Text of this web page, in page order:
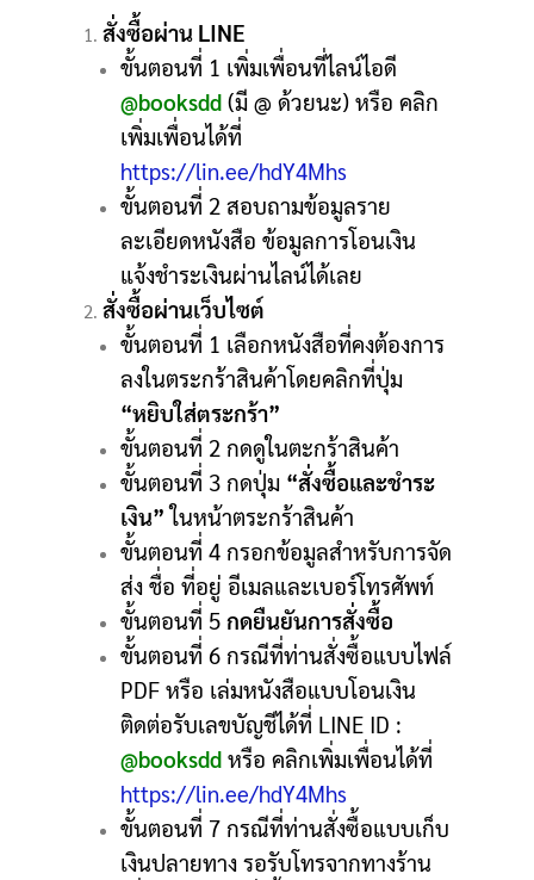
สั่งซื้อผ่าน LINE
ขั้นตอนที่ 1 เพิ่มเพื่อนที่ไลน์ไอดี
@booksdd (มี @ ด้วยนะ) หรือ คลิก
เพิ่มเพื่อนได้ที่
https://lin.ee/hdY4Mhs
ขั้นตอนที่ 2 สอบถามข้อมูลราย
ละเอียดหนังสือ ข้อมูลการโอนเงิน
แจ้งชำระเงินผ่านไลน์ได้เลย
สั่งซื้อผ่านเว็บไซต์
ขั้นตอนที่ 1 เลือกหนังสือที่คงต้องการ
ลงในตระกร้าสินค้าโดยคลิกที่ปุ่ม
“หยิบใส่ตระกร้า”
ขั้นตอนที่ 2 กดดูในตะกร้าสินค้า
ขั้นตอนที่ 3 กดปุ่ม “สั่งซื้อและชำระ
เงิน”ในหน้าตระกร้าสินค้า
ขั้นตอนที่ 4 กรอกข้อมูลสำหรับการจัด
ส่ง ชื่อ ที่อยู่ อีเมลและเบอร์โทรศัพท์
ขั้นตอนที่ 5กดยืนยันการสั่งซื้อ
ขั้นตอนที่ 6 กรณีที่ท่านสั่งซื้อแบบไฟล์
PDF หรือ เล่มหนังสือแบบโอนเงิน
ติดต่อรับเลขบัญชีได้ที่ LINE ID :
@booksdd หรือ คลิกเพิ่มเพื่อนได้ที่
https://lin.ee/hdY4Mhs
ขั้นตอนที่ 7 กรณีที่ท่านสั่งซื้อแบบเก็บ
เงินปลายทาง รอรับโทรจากทางร้าน